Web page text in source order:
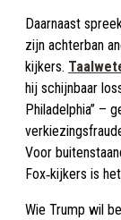
Daarnaast
zijn achterban
kijkers.
hij schijnbaar
Philadelphia” –
Voor
Fox‑kijkers is
Wie Trump wil